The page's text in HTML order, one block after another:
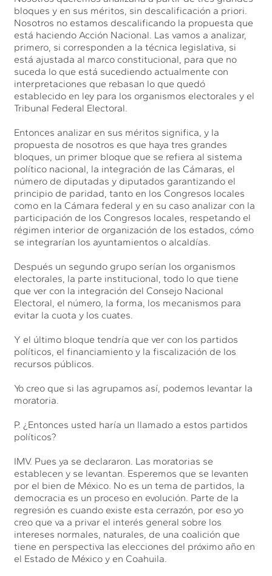
bloques y en sus méritos, sin descalificación a priori.
Nosotros no estamos descalificando la propuesta que
está haciendo Acción Nacional. Las vamos a analizar,
primero, si corresponden a la técnica legislativa, si
está ajustada al marco constitucional, para que no
suceda lo que está sucediendo actualmente con
interpretaciones que rebasan lo que quedó
establecido en ley para los organismos electorales y el
Tribunal Federal Electoral.
Entonces analizar en sus méritos significa, y la
propuesta de nosotros es que haya tres grandes
bloques, un primer bloque que se refiera al sistema
político nacional, la integración de las Cámaras, el
número de diputadas y diputados garantizando el
principio de paridad, tanto en los Congresos locales
como en la Cámara federal y en su caso analizar con la
participación de los Congresos locales, respetando el
régimen interior de organización de los estados, cómo
se integrarían los ayuntamientos o alcaldías.
Después un segundo grupo serían los organismos
electorales, la parte institucional, todo lo que tiene
que ver con la integración del Consejo Nacional
Electoral, el número, la forma, los mecanismos para
evitar la cuota y los cuates.
Y el último bloque tendría que ver con los partidos
políticos, el financiamiento y la fiscalización de los
recursos públicos.
Yo creo que si las agrupamos así, podemos levantar la
moratoria.
P. ¿Entonces usted haría un llamado a estos partidos
políticos?
IMV. Pues ya se declararon. Las moratorias se
establecen y se levantan. Esperemos que se levanten
por el bien de México. No es un tema de partidos, la
democracia es un proceso en evolución. Parte de la
regresión es cuando existe esta cerrazón, por eso yo
creo que va a privar el interés general sobre los
intereses normales, naturales, de una coalición que
tiene en perspectiva las elecciones del próximo año en
el Estado de México y en Coahuila.